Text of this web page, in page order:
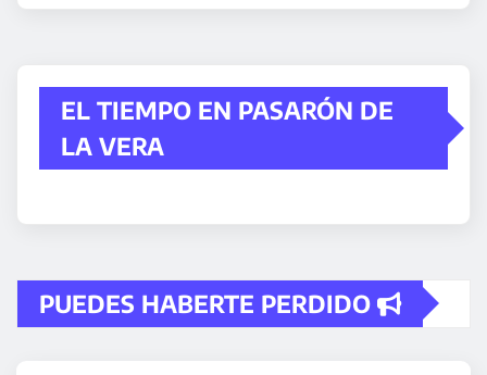
EL TIEMPO EN PASARÓN DE
LA VERA
PUEDES HABERTE PERDIDO